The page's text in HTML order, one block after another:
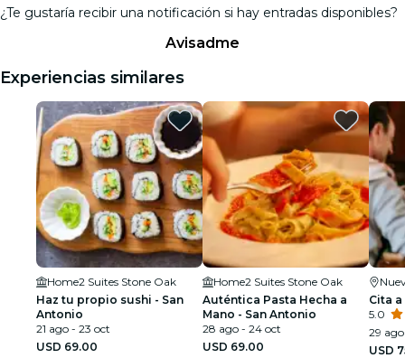
¿Te gustaría recibir una notificación si hay entradas disponibles?
Avisadme
Experiencias similares
Home2 Suites Stone Oak
Haz tu propio sushi - San
Antonio
21 ago - 23 oct
USD 69.00
Home2 Suites Stone Oak
Auténtica Pasta Hecha a
Mano - San Antonio
28 ago - 24 oct
USD 69.00
Cita
5.0
29 ago
USD